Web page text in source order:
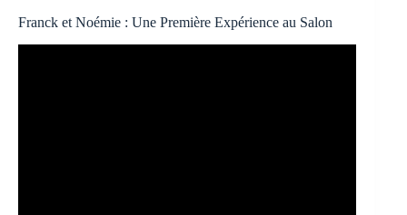
Franck et Noémie : Une Première Expérience au Salon